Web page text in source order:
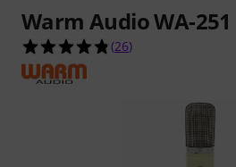
Warm Audio WA-251
4.8 von 5 Sternen
(26)